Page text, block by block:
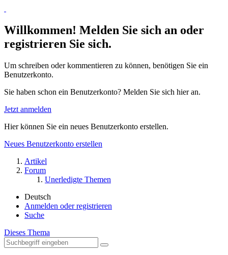
Willkommen! Melden Sie sich an oder
registrieren Sie sich.
Um schreiben oder kommentieren zu können, benötigen Sie ein
Benutzerkonto.
Sie haben schon ein Benutzerkonto? Melden Sie sich hier an.
Jetzt anmelden
Hier können Sie ein neues Benutzerkonto erstellen.
Neues Benutzerkonto erstellen
Artikel
Forum
Unerledigte Themen
Deutsch
Anmelden oder registrieren
Suche
Dieses Thema